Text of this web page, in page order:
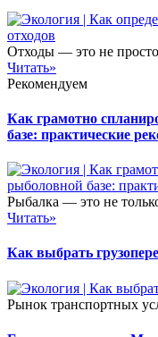
Отходы — это не
Читать»
Рекомендуем
Как грамотно
базе: практические
Рыбалка — это не
Читать»
Как выбрать
Рынок транспортных